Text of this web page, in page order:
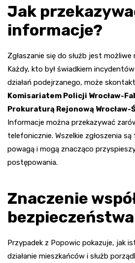
Jak
informacje?
Zgłaszanie się do służb jest możliwe
Każdy, kto był świadkiem
działań podejrzanego, może
Komisariatem Policji Wrocław-
Prokuraturą Rejonową Wrocław-
Informacje można przekazywać
telefonicznie. Wszelkie zgłoszenia
powagą i mogą znacząco
postępowania.
Znaczenie
Przypadek z Popowic pokazuje, jak
działanie mieszkańców i służb